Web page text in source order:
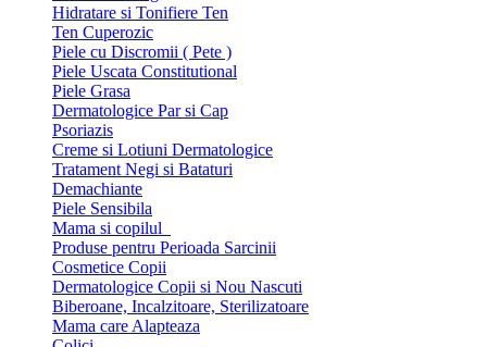
Hidratare si Tonifiere Ten
Ten Cuperozic
Piele cu Discromii ( Pete )
Piele Uscata Constitutional
Piele Grasa
Dermatologice Par si Cap
Psoriazis
Creme si Lotiuni Dermatologice
Tratament Negi si Bataturi
Demachiante
Piele Sensibila
Mama si copilul
Produse pentru Perioada Sarcinii
Cosmetice Copii
Dermatologice Copii si Nou Nascuti
Biberoane, Incalzitoare, Sterilizatoare
Mama care Alapteaza